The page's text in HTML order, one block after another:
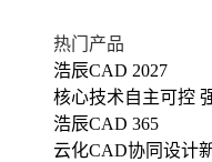
热门产品
浩辰CAD 2027
核心技术自主可控
浩辰CAD 365
云化CAD协同设计